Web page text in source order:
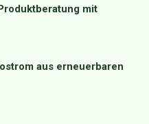
mit
aus erneuerbaren